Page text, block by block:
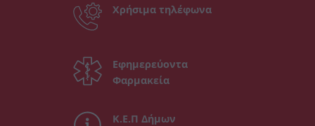
Χρήσιμα τηλέφωνα
Εφημερεύοντα
Φαρμακεία
Κ.Ε.Π Δήμων